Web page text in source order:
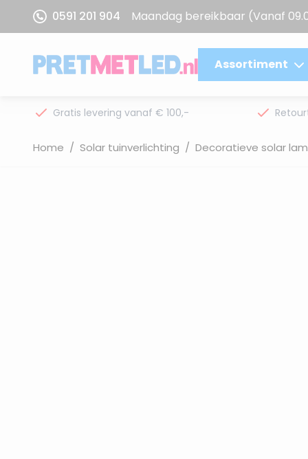
Ga naar de inhoud
0591 201 904 Maandag bereikbaar (Vanaf
Assortiment
Gratis levering vanaf € 100,-
Home / Solar tuinverlichting / Decoratieve solar